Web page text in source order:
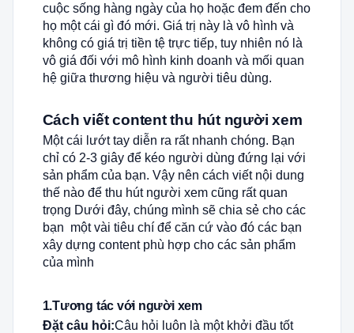
cuộc sống hàng ngày của họ hoặc đem đến cho
họ một cái gì đó mới. Giá trị này là vô hình và
không có giá trị tiền tệ trực tiếp, tuy nhiên nó là
vô giá đối với mô hình kinh doanh và mối quan
hệ giữa thương hiệu và người tiêu dùng.
Cách viết content thu hút người xem
Một cái lướt tay diễn ra rất nhanh chóng. Bạn
chỉ có 2-3 giây để kéo người dùng đứng lại với
sản phẩm của bạn. Vậy nên cách viết nội dung
thế nào để thu hút người xem cũng rất quan
trọng Dưới đây, chúng mình sẽ chia sẻ cho các
bạn một vài tiêu chí để căn cứ vào đó các bạn
xây dựng content phù hợp cho các sản phẩm
của mình
1.Tương tác với người xem
Đặt câu hỏi:Câu hỏi luôn là một khởi đầu tốt